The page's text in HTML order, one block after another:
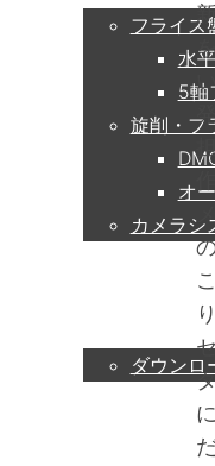
フライス
水
5軸
旋削・フ
オ
カメラシ
ダウンロ